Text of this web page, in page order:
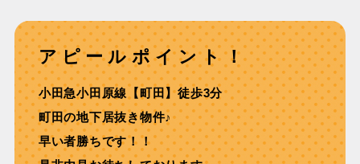
アピールポイント！
⼩⽥急⼩⽥原線【町⽥】徒歩3分
町田の地下居抜き物件♪
早い者勝ちです！！